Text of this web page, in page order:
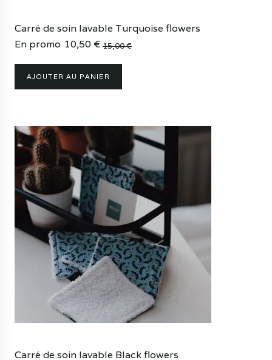
Carré de soin lavable Turquoise flowers
En promo
15,00€
prix
initial
10,50 €
prix
actuel
AJOUTER AU PANIER
Carré de soin lavable Black flowers